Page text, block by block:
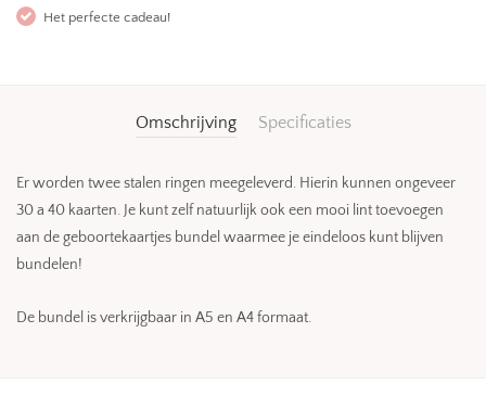
Het perfecte cadeau!
Omschrijving Specificaties
Er worden twee stalen ringen meegeleverd. Hierin kunnen ongeveer
30 a 40 kaarten. Je kunt zelf natuurlijk ook een mooi lint toevoegen
aan de geboortekaartjes bundel waarmee je eindeloos kunt blijven
bundelen!
De bundel is verkrijgbaar in A5 en A4 formaat.